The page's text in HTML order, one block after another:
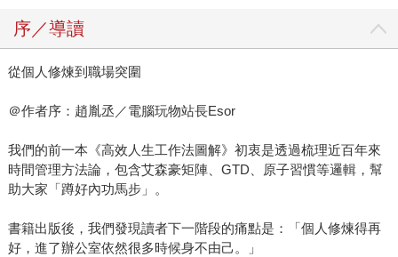
序／導讀
從個人修煉到職場突圍
＠作者序：趙胤丞／電腦玩物站長Esor
我們的前一本《高效人生工作法圖解》初衷是透過梳理近百年來
時間管理方法論，包含艾森豪矩陣、GTD、原子習慣等邏輯，幫
助大家「蹲好內功馬步」。
書籍出版後，我們發現讀者下一階段的痛點是：「個人修煉得再
好，進了辦公室依然很多時候身不由己。」